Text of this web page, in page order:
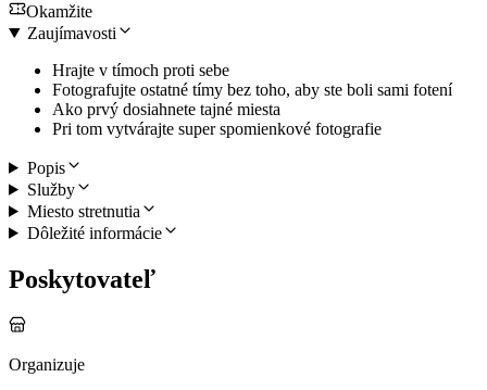
Okamžite
Zaujímavosti
Hrajte v tímoch proti sebe
Fotografujte ostatné tímy bez toho, aby ste boli sami fotení
Ako prvý dosiahnete tajné miesta
Pri tom vytvárajte super spomienkové fotografie
Popis
Služby
Miesto stretnutia
Dôležité informácie
Poskytovateľ
Organizuje